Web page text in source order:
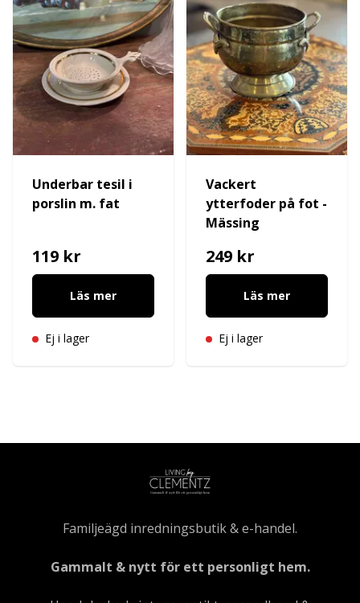
Underbar tesil i
porslin m. fat
119 kr
Läs mer
Ej i lager
Vackert
ytterfoder på fot -
Mässing
249 kr
Läs mer
Ej i lager
Familjeägd inredningsbutik & e-handel.
Gammalt & nytt för ett personligt hem.